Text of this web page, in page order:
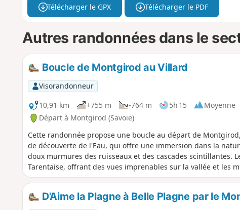
Télécharger le GPX Télécharger le PDF
Autres randonnées dans le
Boucle de Montgirod au Villard
Visorandonneur
10,91 km
+755 m -764 m 5h 15
Moyenne
Départ à Montgirod (Savoie)
Cette randonnée propose une boucle au départ de
de découverte de l'Eau, qui offre une immersion dans la
doux murmures des ruisseaux et des cascades scintillantes.
Tarentaise, offrant des vues imprenables sur la vallée et les
D'Aime la Plagne à Belle Plagne par le